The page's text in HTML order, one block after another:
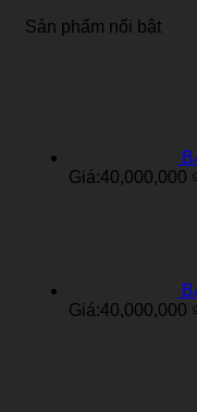
Sản phẩm nổi bật
Giá:40,000,000
Giá:40,000,000